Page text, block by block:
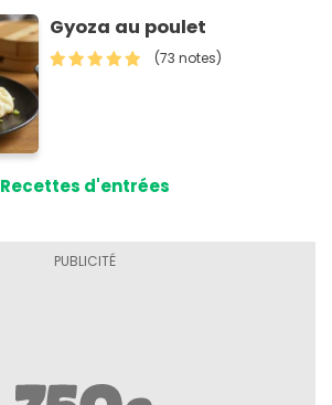
Gyoza au poulet
(73 notes)
Recettes d'entrées